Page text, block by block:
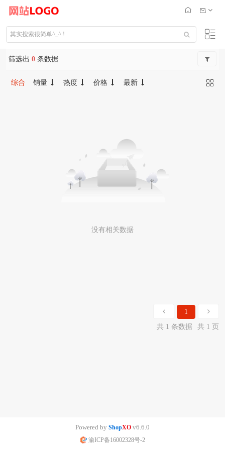
筛选出 0 条数据
综合 销量 热度 价格 最新
没有相关数据
1
共 1 条数据
共 1 页
Powered by ShopXO v6.6.0
渝ICP备16002328号-2